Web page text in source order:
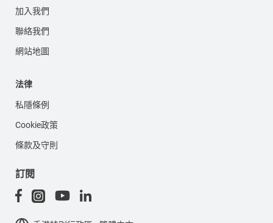
加入我們
聯絡我們
網站地圖
法律
私隱條例
Cookie政策
條款及守則
訂閱